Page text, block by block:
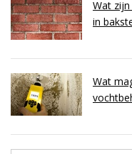
Wat
in
Wat